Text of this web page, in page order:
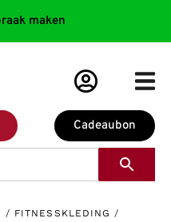
maken
Cadeaubon
/ FITNESSKLEDING /